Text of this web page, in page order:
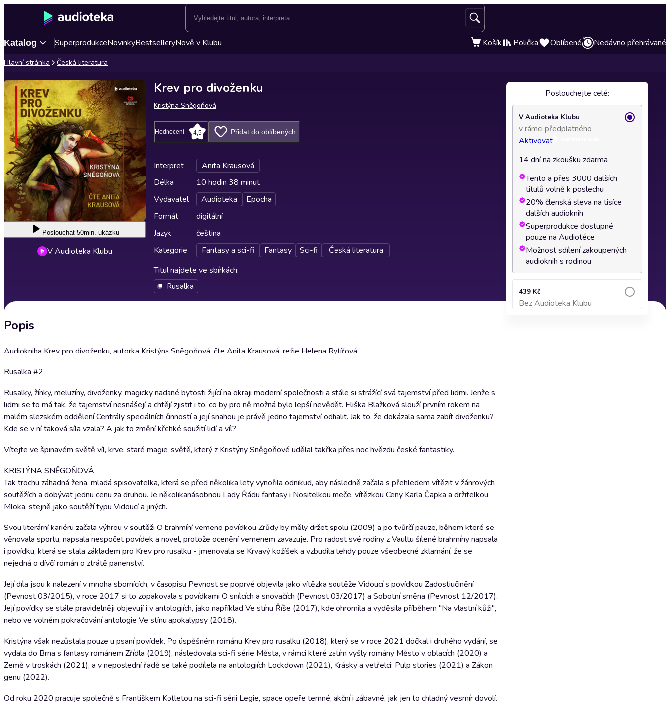
Katalog SuperprodukceNovinkyBestselleryNově v Klubu Košík Polička Oblíbené Nedávno přehrávané
Hlavní stránka Česká literatura
Poslouchat 50min. ukázku
V Audioteka Klubu
Krev pro divoženku
Kristýna Sněgoňová
Hodnocení 4,5 Přidat do oblíbených
Interpret
Anita Krausová
Délka
10 hodin 38 minut
Vydavatel
Audioteka
Epocha
Formát
digitální
Jazyk
čeština
Kategorie
Fantasy a sci-fi Fantasy Sci-fi
Česká literatura
Titul najdete ve sbírkách:
Rusalka
Popis
Audiokniha Krev pro divoženku, autorka Kristýna Sněgoňová, čte Anita Krausová, režie Helena Rytířová.
Rusalka #2
Rusalky, žínky, meluzíny, divoženky, magicky nadané bytosti žijící na okraji moderní společnosti a stále si strážící svá tajemství před lidmi. Jenže s
lidmi se to má tak, že tajemství nesnášejí a chtějí zjistit i to, co by pro ně možná bylo lepší nevědět. Eliška Blažková slouží prvním rokem na
malém slezském oddělení Centrály speciálních činností a její snahou je právě jedno tajemství odhalit. Jak to, že dokázala sama zabít divoženku?
Kde se v ní taková síla vzala? A jak to změní křehké soužití lidí a víl?
Vítejte ve špinavém světě víl, krve, staré magie, světě, který z Kristýny Sněgoňové udělal takřka přes noc hvězdu české fantastiky.
KRISTÝNA SNĚGOŇOVÁ
Tak trochu záhadná žena, mladá spisovatelka, která se před několika lety vynořila odnikud, aby následně začala s přehledem vítězit v žánrových
soutěžích a dobývat jednu cenu za druhou. Je několikanásobnou Lady Řádu fantasy i Nositelkou meče, vítězkou Ceny Karla Čapka a držitelkou
Mloka, stejně jako soutěží typu Vidoucí a jiných.
Svou literární kariéru začala výhrou v soutěži O brahmíní vemeno povídkou Zrůdy by měly držet spolu (2009) a po tvůrčí pauze, během které se
věnovala sportu, napsala nespočet povídek a novel, protože ocenění vemenem zavazuje. Pro radost své rodiny z Vaultu šílené brahmíny napsala
i povídku, která se stala základem pro Krev pro rusalku - jmenovala se Krvavý kožíšek a vzbudila tehdy pouze všeobecné zklamání, že se
nejedná o dívčí román o ztrátě panenství.
Její díla jsou k nalezení v mnoha sbornících, v časopisu Pevnost se poprvé objevila jako vítězka soutěže Vidoucí s povídkou Zadostiučinění
(Pevnost 03/2015), v roce 2017 si to zopakovala s povídkami O snílcích a snovačích (Pevnost 03/2017) a Sobotní směna (Pevnost 12/2017).
Její povídky se stále pravidelněji objevují i v antologiích, jako například Ve stínu Říše (2017), kde ohromila a vyděsila příběhem "Na vlastní kůži",
nebo ve volném pokračování antologie Ve stínu apokalypsy (2018).
Kristýna však nezůstala pouze u psaní povídek. Po úspěšném románu Krev pro rusalku (2018), který se v roce 2021 dočkal i druhého vydání, se
vydala do Brna s fantasy románem Zřídla (2019), následovala sci-fi série Města, v rámci které zatím vyšly romány Město v oblacích (2020) a
Země v troskách (2021), a v neposlední řadě se také podílela na antologiích Lockdown (2021), Krásky a vetřelci: Pulp stories (2021) a Zákon
genu (2022).
Od roku 2020 pracuje společně s Františkem Kotletou na sci-fi sérii Legie, space opeře temné, akční i zábavné, jak jen to chladný vesmír dovolí.
Poslouchejte celé:
V Audioteka Klubu
v rámci předplatného
Aktivovat
14 dní na zkoušku zdarma
Tento a přes 3000 dalších
titulů volně k poslechu
20% členská sleva na tisíce
dalších audioknih
Superprodukce dostupné
pouze na Audiotéce
Možnost sdílení zakoupených
audioknih s rodinou
439 Kč
Bez Audioteka Klubu
Přidat do košíku